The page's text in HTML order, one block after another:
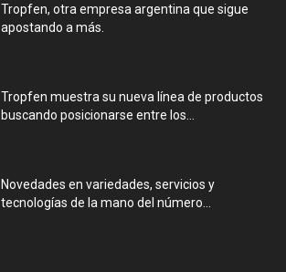
Tropfen, otra empresa argentina que sigue
apostando a más.
Tropfen muestra su nueva línea de productos
buscando posicionarse entre los...
Novedades en variedades, servicios y
tecnologías de la mano del número...